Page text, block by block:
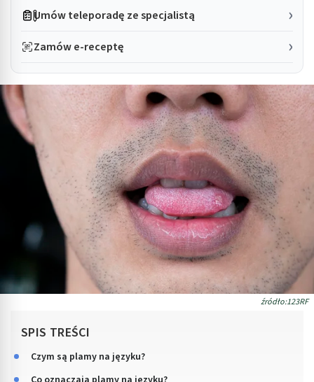
Umów teleporadę ze specjalistą
Zamów e-receptę
źródło:123RF
SPIS TREŚCI
Czym są plamy na języku?